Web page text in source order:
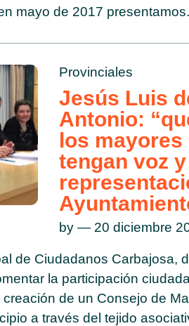
mayo de 2017
Provinciales
Jesús Luis
Antonio:
los mayores
tengan voz y
by — 20 diciembre
de Ciudadanos Carbajosa,
la participación
creación de un Consejo de
a través del tejido